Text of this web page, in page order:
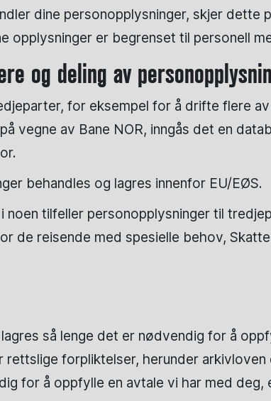
dine personopplysninger, skjer
opplysninger er begrenset til personell
og deling av
for eksempel for å drifte flere
vegne av Bane NOR, inngås det en
behandles og lagres innenfor EU/EØS.
noen tilfeller personopplysninger til
de reisende med spesielle behov,
så lenge det er nødvendig for å
rettslige forpliktelser, herunder
for å oppfylle en avtale vi har med deg,